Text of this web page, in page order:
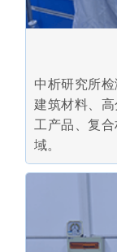
中析研究所
建筑材料、
工产品、复
域。